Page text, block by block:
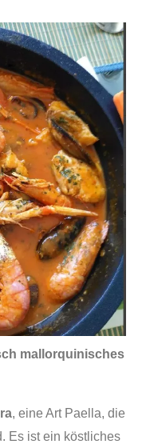
mallorquinisches
, eine Art Paella, die
Es ist ein köstliches